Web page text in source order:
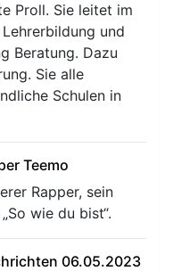
Proll. Sie leitet im
und
Beratung. Dazu
Sie alle
Schulen in
Teemo
Rapper, sein
wie du bist“.
06.05.2023